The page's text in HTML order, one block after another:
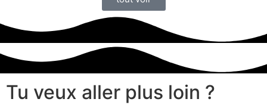
Tu veux aller plus loin ?